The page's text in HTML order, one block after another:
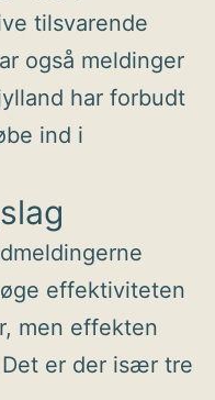
tilsvarende
også meldinger
har forbudt
ind i
effektiviteten
men effekten
er der især tre